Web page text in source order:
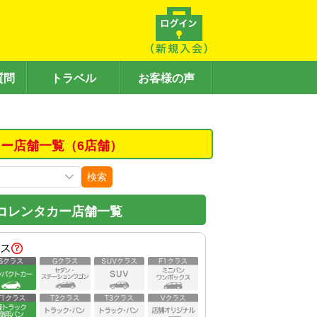
問 トラベル お客様の声
店舗一覧（6店舗）
検索
レンタカー店舗一覧